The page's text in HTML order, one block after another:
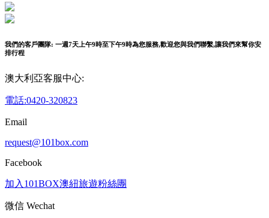
我們的客戶團隊: 一週7天上午9時至下午9時為您服務,歡迎您與我們聯繫,讓我們來幫你安
排行程
澳大利亞客服中心:
電話:0420-320823
Email
request@101box.com
Facebook
加入101BOX澳紐旅遊粉絲團
微信 Wechat